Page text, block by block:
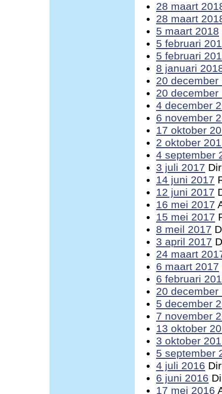
28 maart
28 maart
5 maart 2018
5 februari
5 februari
8 januari
20 december
20 december
4 december
6 november
17 oktober
2 oktober
4 september
3 juli 2017
14 juni 2017
12 juni 2017
16 mei 2017
15 mei 2017
8 meil 2017
3 april 2017
24 maart
6 maart 2017
6 februari
20 december
5 december
7 november
13 oktober
3 oktober
5 september
4 juli 2016
6 juni 2016
17 mei 2016